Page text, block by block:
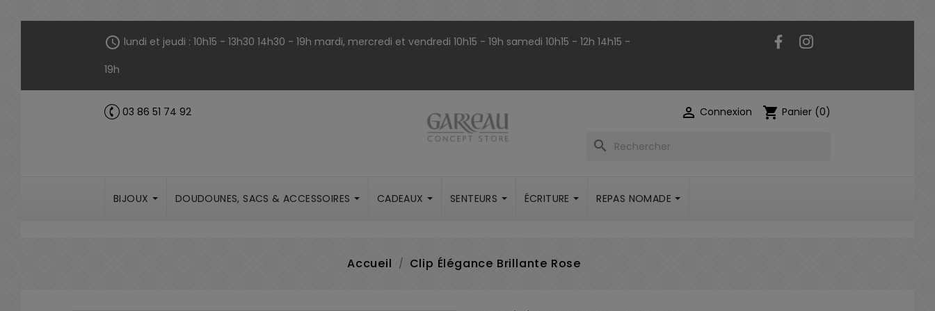
schedule lundi et jeudi : 10h15 - 13h30 14h30 - 19h mardi, mercredi et vendredi 10h15 - 19h samedi 10h15 - 12h 14h15 -
19h
Facebook
call 03 86 51 74 92  Connexion shopping_cart Panier (0)
search
BIJOUX DOUDOUNES, SACS & ACCESSOIRES CADEAUX SENTEURS ÉCRITURE REPAS NOMADE
Accueil Clip Élégance Brillante Rose